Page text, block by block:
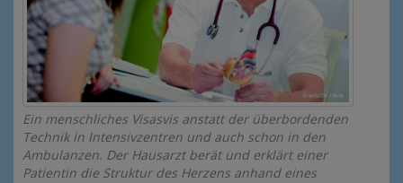
Ein menschliches Visasvis anstatt der überbordenden
Technik in Intensivzentren und auch schon in den
Ambulanzen. Der Hausarzt berät und erklärt einer
Patientin die Struktur des Herzens anhand eines